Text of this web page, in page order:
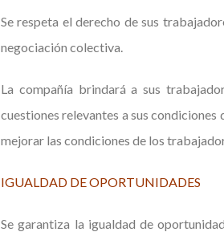
Se respeta el derecho de sus
negociación colectiva.
La compañía brindará a sus
cuestiones relevantes a sus
mejorar las condiciones de los
IGUALDAD DE OPORTUNIDADES
Se garantiza la igualdad de